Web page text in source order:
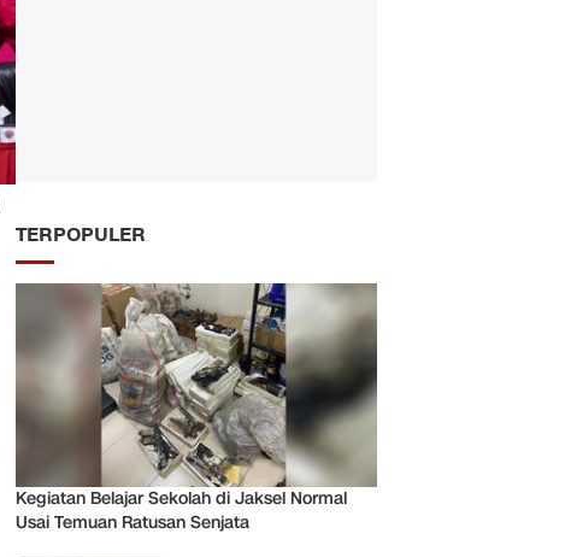
TERPOPULER
Kegiatan Belajar Sekolah di Jaksel Normal
Usai Temuan Ratusan Senjata